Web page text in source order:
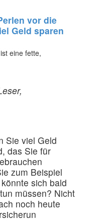
vor die
Geld sparen
eine fette,
Sie viel Geld
das Sie für
zum Beispiel
sich bald
müssen? Nicht
noch heute